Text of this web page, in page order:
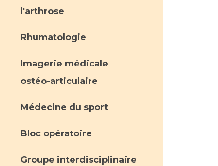
en santé à l’AP-HM
sans tabac
l'arthrose
Rhumatologie
Imagerie médicale
ostéo-articulaire
Médecine du sport
Bloc opératoire
Groupe interdisciplinaire